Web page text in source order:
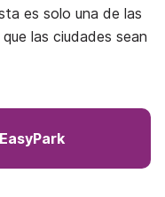
es solo una de las
las ciudades sean